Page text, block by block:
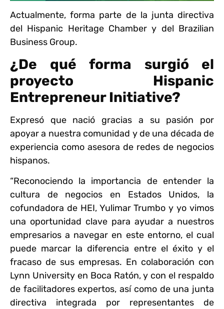
Actualmente, forma parte de la junta directiva
del Hispanic Heritage Chamber y del Brazilian
Business Group.
¿De qué forma surgió el
proyecto Hispanic
Entrepreneur Initiative?
Expresó que nació gracias a su pasión por
apoyar a nuestra comunidad y de una década de
experiencia como asesora de redes de negocios
hispanos.
“Reconociendo la importancia de entender la
cultura de negocios en Estados Unidos, la
cofundadora de HEI, Yulimar Trumbo y yo vimos
una oportunidad clave para ayudar a nuestros
empresarios a navegar en este entorno, el cual
puede marcar la diferencia entre el éxito y el
fracaso de sus empresas. En colaboración con
Lynn University en Boca Ratón, y con el respaldo
de facilitadores expertos, así como de una junta
directiva integrada por representantes de